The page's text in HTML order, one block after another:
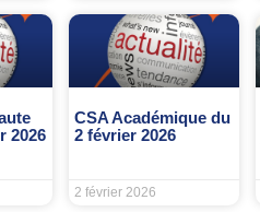
2026
CSA Académique du
2 février 2026
2 février 2026